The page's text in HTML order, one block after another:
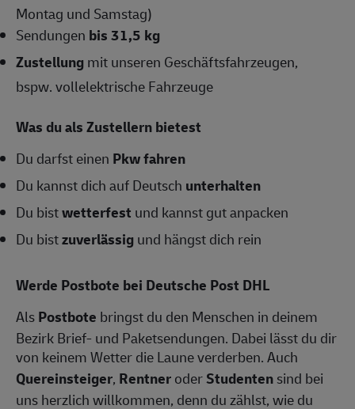
Montag und Samstag)
Sendungen bis 31,5 kg
Zustellungmit unseren Geschäftsfahrzeugen,
bspw. vollelektrische Fahrzeuge
Was du als Zustellern bietest
Du darfst einen Pkw fahren
Du kannst dich auf Deutsch unterhalten
Du bistwetterfest und kannst gut anpacken
Du bistzuverlässigund hängst dich rein
Werde Postbote bei Deutsche Post DHL
AlsPostbote bringst du den Menschen in deinem
Bezirk Brief- und Paketsendungen. Dabei lässt du dir
von keinem Wetter die Laune verderben. Auch
Quereinsteiger, RentneroderStudentensind bei
uns herzlich willkommen, denn du zählst, wie du